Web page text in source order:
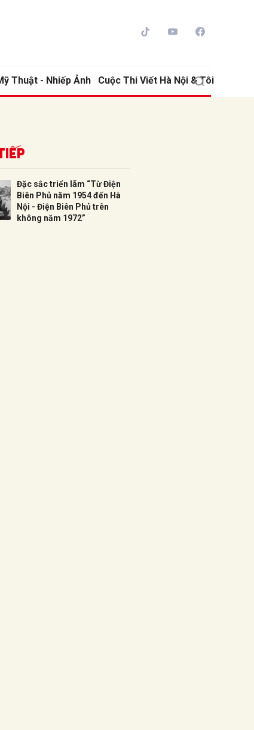
Thuật - Nhiếp Ảnh Cuộc Thi Viết Hà Nội & Tôi
Đặc sắc triển lãm “Từ Điện
Biên Phủ năm 1954 đến Hà
Nội - Điện Biên Phủ trên
không năm 1972”